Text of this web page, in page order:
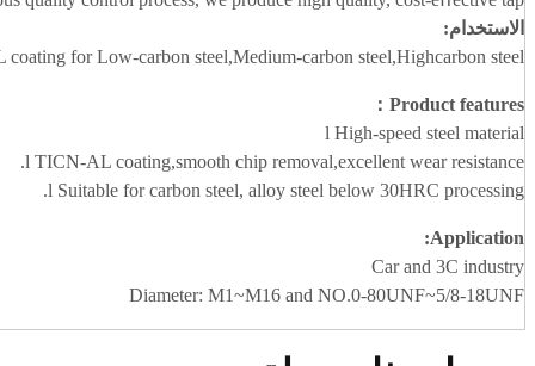
الاستخدام:
for Low-carbon steel,Medium-carbon steel,Highcarbon steel
Product features：
l High-speed steel material
l TICN-AL coating,smooth chip removal,excellent wear resistance.
l Suitable for carbon steel, alloy steel below 30HRC processing.
Application
:
Car and 3C industry
Diameter: M1~M16 and NO.0-80UNF~5/8-18UNF